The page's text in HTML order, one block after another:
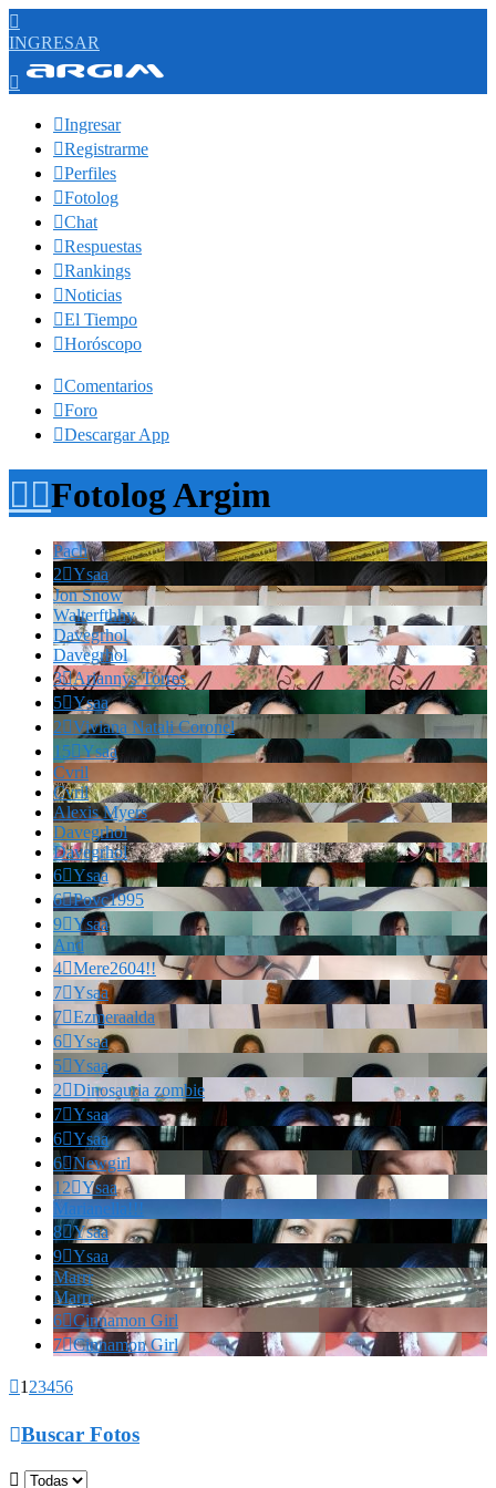

INGRESAR

Ingresar
Registrarme
Perfiles
Fotolog
Chat
Respuestas
Rankings
Noticias
El Tiempo
Horóscopo
Comentarios
Foro
Descargar App
Fotolog Argim
Pach
2Ysaa
Jon Snow
Walterfthhy
Davegrhol
Davegrhol
3Ariannys Torres
5Ysaa
2Viviana Natali Coronel
15Ysaa
Cvril
Cvril
Alexis Myers
Davegrhol
Davegrhol
6Ysaa
6Povc1995
9Ysaa
And
4Mere2604!!
7Ysaa
7Ezmeraalda
6Ysaa
5Ysaa
2Dinosauria zombie
7Ysaa
6Ysaa
6Newgirl
12Ysaa
Marianella!!!
8Ysaa
9Ysaa
Marrr
Marrr
6Cinnamon Girl
7Cinnamon Girl
1 23456
Buscar Fotos
